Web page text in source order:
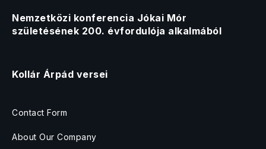
Nemzetközi konferencia Jókai Mór
születésének 200. évfordulója alkalmából
Kollár Árpád versei
Contact Form
About Our Company